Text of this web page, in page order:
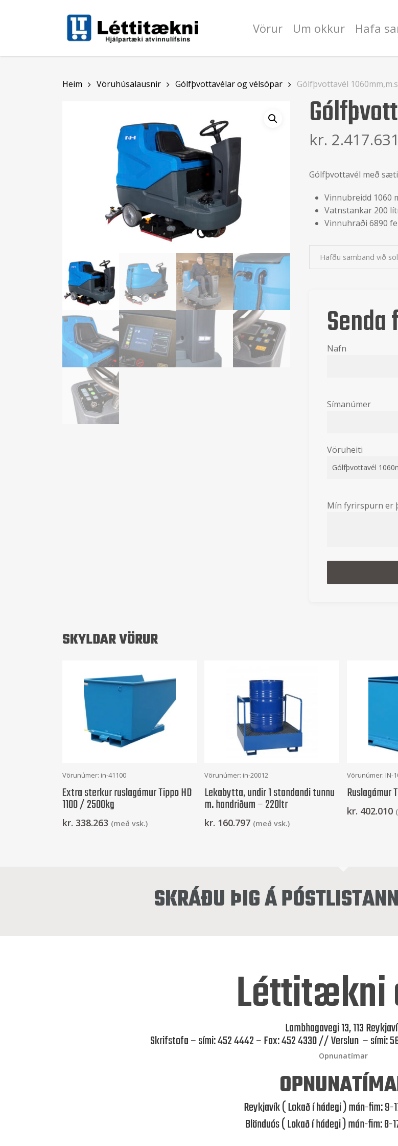
Vörur Um okkur Hafa
Heim Vöruhúsalausnir Gólfþvottavélar og vélsópar Gólfþvottavél
kr. 2.417.631
Gólfþvottavél með sæti
Vinnubreidd 1060
Vatnstankar 200
Vinnuhraði 6890
Hafðu samband við
Nafn
Símanúmer
Vöruheiti
Mín fyrirspurn er
SKYLDAR VÖRUR
Frekari Upplýsingar
Vörunúmer: in-41100
Extra sterkur ruslagámur Tippo HD
1100 / 2500kg
kr. 338.263 (með vsk.)
Setja Í Körfu
Vörunúmer: in-20012
Lekabytta, undir 1 standandi tunnu
m. handriðum – 220ltr
kr. 160.797 (með vsk.)
Vörunúmer: IN-
Ruslagámur
kr. 402.010
SKRÁÐU ÞIG Á
Léttitækni
Lambhagavegi 13, 113
Skrifstofa – sími: 452 4442 – Fax: 452 4330 // Verslun – sími:
Opnunatímar
Reykjavík ( Lokað í hádegi ) mán-fim: 9-
Blönduós ( Lokað í hádegi ) mán-fim: 8-